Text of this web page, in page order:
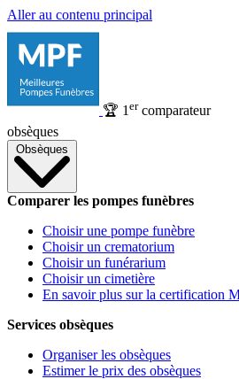
Aller au contenu principal
🏆 1 ercomparateur
obsèques
Obsèques
Comparer les pompes funèbres
Choisir une pompe funèbre
Choisir un crematorium
Choisir un funérarium
Choisir un cimetière
En savoir plus sur la certification
Services obsèques
Organiser les obsèques
Estimer le prix des obsèques